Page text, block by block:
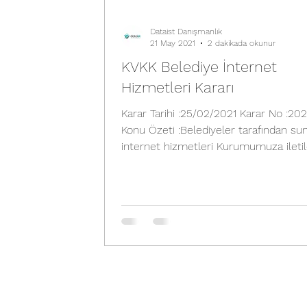
KVKK Belediye İnternet
Hizmetleri Kararı
Karar Tarihi :25/02/2021 Karar No :2021/140
Konu Özeti :Belediyeler tarafından
internet hizmetleri Kurumumuza
Dataist Danışmanlık
21 May 2021
2 dakikada okunur